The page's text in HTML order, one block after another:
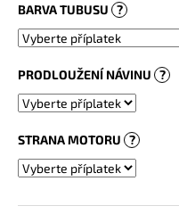
BARVA TUBUSU ?
PRODLOUŽENÍ NÁVINU ?
STRANA MOTORU ?